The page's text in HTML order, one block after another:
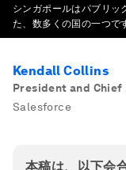
シンガポールはパブリッ
た、数多くの国の一つで
Kendall Collins
President and
Salesforce
本稿は、以下会